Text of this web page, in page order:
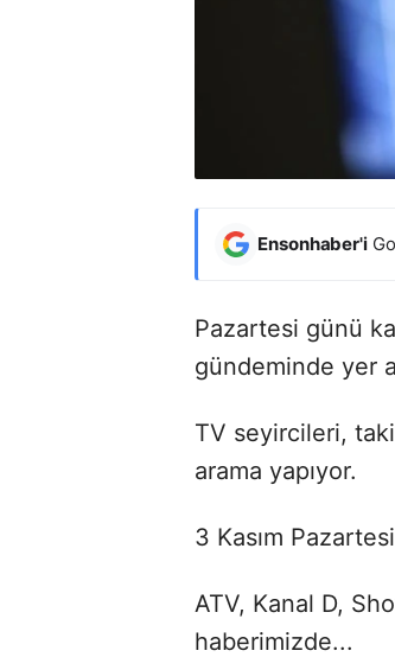
Ensonhaber'i
Pazartesi günü
gündeminde yer
TV seyircileri,
arama yapıyor.
3 Kasım
ATV, Kanal D,
haberimizde...